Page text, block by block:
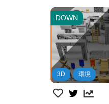
DOWN
3D 環境